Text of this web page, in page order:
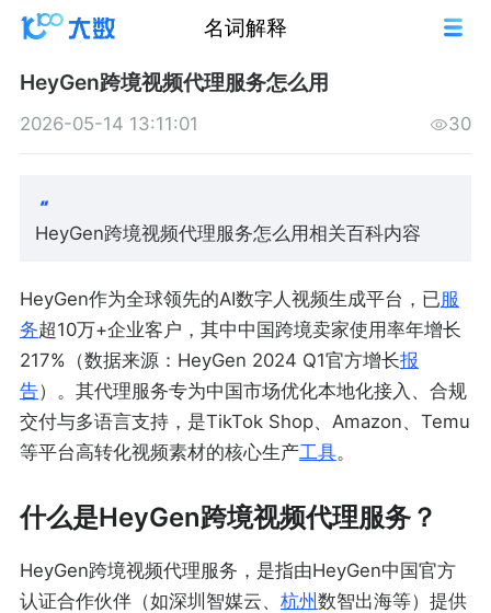
名词解释
HeyGen跨境视频代理服务怎么用
2026-05-14 13:11:01 30
HeyGen跨境视频代理服务怎么用相关百科内容
HeyGen作为全球领先的AI数字人视频生成平台，已服
务超10万+企业客户，其中中国跨境卖家使用率年增长
217%（数据来源：HeyGen 2024 Q1官方增长报
告）。其代理服务专为中国市场优化本地化接入、合规
交付与多语言支持，是TikTok Shop、Amazon、Temu
等平台高转化视频素材的核心生产工具。
什么是HeyGen跨境视频代理服务？
HeyGen跨境视频代理服务，是指由HeyGen中国官方
认证合作伙伴（如深圳智媒云、 杭州 数智出海等）提供